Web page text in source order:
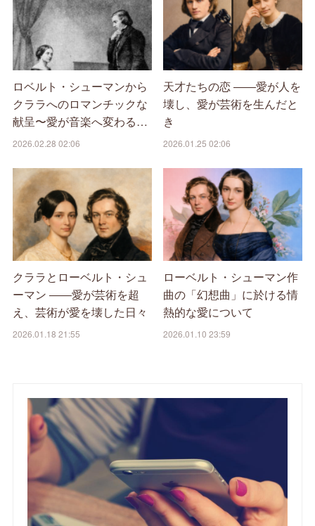
ロベルト・シューマンから
クララへのロマンチックな
献呈〜愛が音楽へ変わる…
2026.02.28 02:06
天才たちの恋 ――愛が人を
壊し、愛が芸術を生んだと
き
2026.01.25 02:06
クララとローベルト・シュ
ーマン ――愛が芸術を超
え、芸術が愛を壊した日々
2026.01.18 21:55
ローベルト・シューマン作
曲の「幻想曲」に於ける情
熱的な愛について
2026.01.10 23:59